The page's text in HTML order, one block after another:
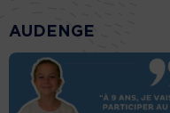
AUDENGE